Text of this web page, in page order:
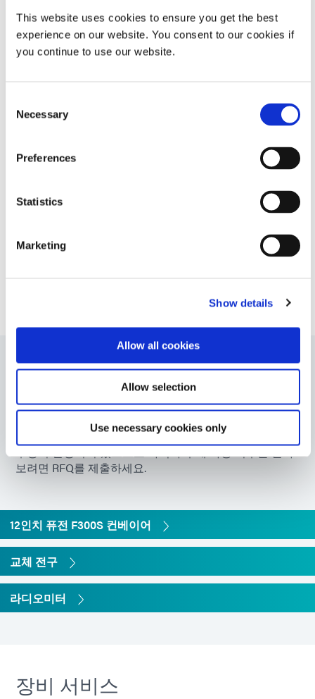
This website uses cookies to ensure you get the best
experience on our website. You consent to our cookies if
you continue to use our website.
Selection
Necessary
Preferences
Statistics
Marketing
Show details
Allow all cookies
Allow selection
Use necessary cookies only
최대 UVA
에너
2.0 제온/cm²
전압
함, PN 39218) | 10인치(6인치 라이저
전체 치수
50.5인치 길이 x 29.8인치 너비 x 16.4인
치 높이(128cm x 76cm x 42cm)
강도 판독값은 라디오미터의 제조사와
모델에 따라 크게 다릅니다. 이러한 강
도는 ACCU-CAL™ 50 라디오미터로 측
정되었습니다.
추가 기술 사양을 찾고 계신가요? 리소스 라이브러리를 확
인하거나 기술 전문가와 상담하세요.
부품 번호
프로젝트에 대한 완벽한 솔루션을 구축하거나 교체 부품
보려면 RFQ를 제출하세요.
12인치 퓨전 F300S 컨베이어
교체 전구
라디오미터
장비 서비스